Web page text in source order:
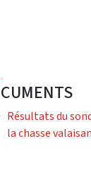
Résultats du
la chasse